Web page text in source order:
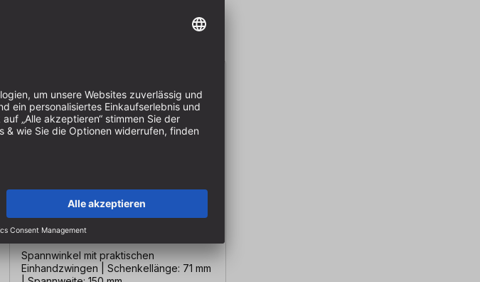
Winkelklemmen-Set mit 4
Einhandzwingen, 71
Spannwinkel mit praktischen
Einhandzwingen | Schenkellänge: 71 mm